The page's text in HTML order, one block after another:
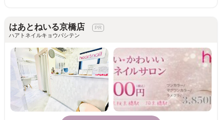
はあとねいる京橋店
ハアトネイルキョウバシテン